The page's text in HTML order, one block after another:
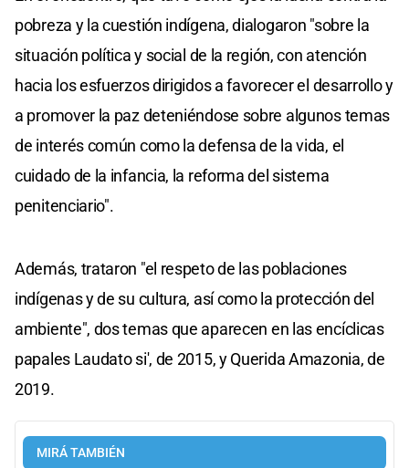
pobreza y la cuestión indígena, dialogaron "sobre la
situación política y social de la región, con atención
hacia los esfuerzos dirigidos a favorecer el desarrollo y
a promover la paz deteniéndose sobre algunos temas
de interés común como la defensa de la vida, el
cuidado de la infancia, la reforma del sistema
penitenciario".
Además, trataron "el respeto de las poblaciones
indígenas y de su cultura, así como la protección del
ambiente", dos temas que aparecen en las encíclicas
papales Laudato si', de 2015, y Querida Amazonia, de
2019.
MIRÁ TAMBIÉN